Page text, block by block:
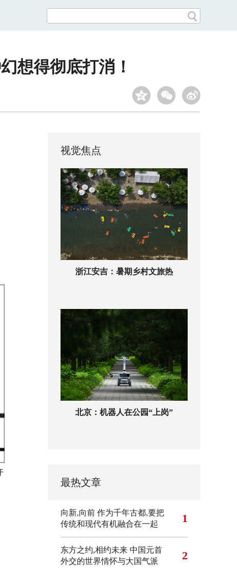
想得彻底打消！
视觉焦点
浙江安吉：暑期乡村文旅热
北京：机器人在公园“上岗”
最热文章
向新,向前 作为千年古都,要把
传统和现代有机融合在一起
1
东方之约,相约未来 中国元首
外交的世界情怀与大国气派
2